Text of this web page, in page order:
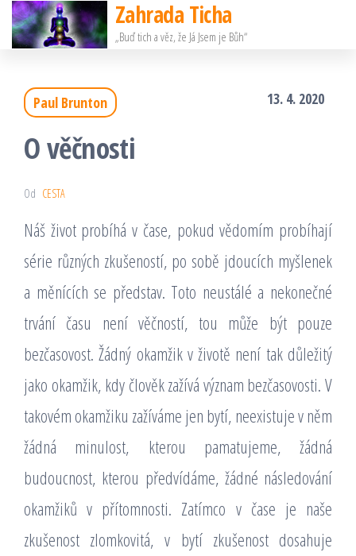
Přeskočit
na
Zahrada Ticha
„Buď tich a věz, že Já Jsem je Bůh“
Paul Brunton 13. 4. 2020
O věčnosti
Od CESTA
Náš život probíhá v čase, pokud vědomím probíhají
série různých zkušeností, po sobě jdoucích myšlenek
a měnících se představ. Toto neustálé a nekonečné
trvání času není věčností, tou může být pouze
bezčasovost. Žádný okamžik v životě není tak důležitý
jako okamžik, kdy člověk zažívá význam bezčasovosti. V
takovém okamžiku zažíváme jen bytí, neexistuje v něm
žádná minulost, kterou pamatujeme, žádná
budoucnost, kterou předvídáme, žádné následování
okamžiků v přítomnosti. Zatímco v čase je naše
zkušenost zlomkovitá, v bytí zkušenost dosahuje